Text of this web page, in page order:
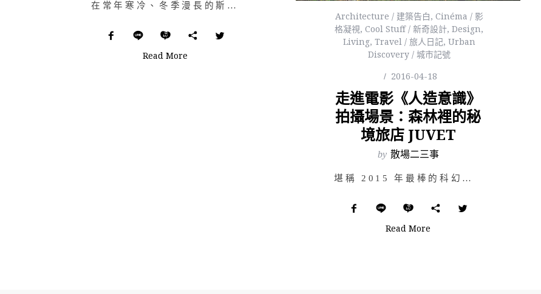
在常年寒冷、冬季漫長的斯堪地那維亞半島，每年每人平均要喝 1000 杯以上的咖啡。每天，從早餐佐麥片…
Read More
Architecture / 建築告白, Cinéma / 影
格凝視, Cool Stuff / 新奇設計, Design,
Living, Travel / 旅人日記, Urban
Discovery / 城市記號
2016-04-18
走進電影《人造意識》
拍攝場景：森林裡的秘
境旅店 JUVET
by 散場二三事
堪稱 2015 年最棒的科幻驚悚電影《人造意識》（Ex Machina），作為《28 天毀滅倒數》（…
Read More